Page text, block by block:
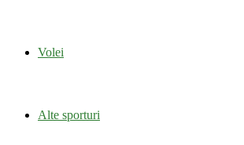
Volei
Alte sporturi